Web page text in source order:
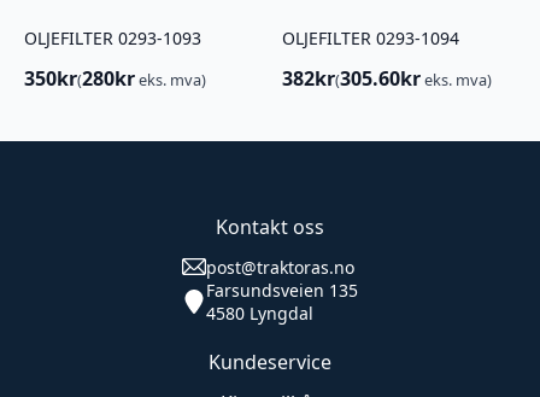
OLJEFILTER 0293-1093
350kr(280kreks. mva)
OLJEFILTER 0293-1094
382kr(305.60kreks. mva)
Kontakt oss
post@traktoras.no
Farsundsveien 135
4580 Lyngdal
Kundeservice